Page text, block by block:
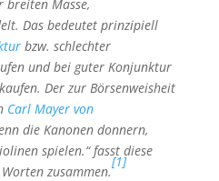
breiten Masse,
Das bedeutet prinzipiell
bzw. schlechter
und bei guter Konjunktur
Der zur Börsenweisheit
Carl Mayer von
die Kanonen donnern,
spielen.“ fasst diese
zusammen.
[1]